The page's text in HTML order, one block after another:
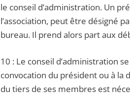
le conseil d’administration. Un
l’association, peut être désigné
bureau. Il prend alors part aux
10 : Le conseil d’administration
convocation du président ou à la
du tiers de ses membres est